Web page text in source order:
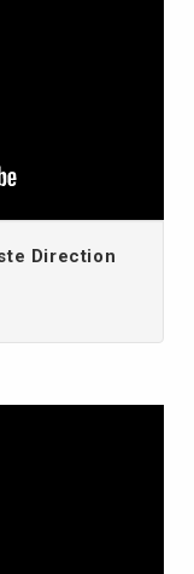
Direction